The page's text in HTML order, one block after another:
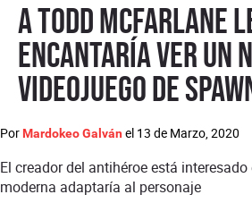
A Todd McFarlane
encantaría ver un
videojuego de
Por Mardokeo Galván el 13 de Marzo, 2020
El creador del antihéroe está
moderna adaptaría al personaje